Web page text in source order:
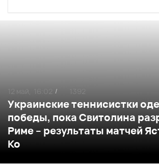
Украинские теннисистки
победы, пока Свитолина
Риме – результаты матчей
Ко
/